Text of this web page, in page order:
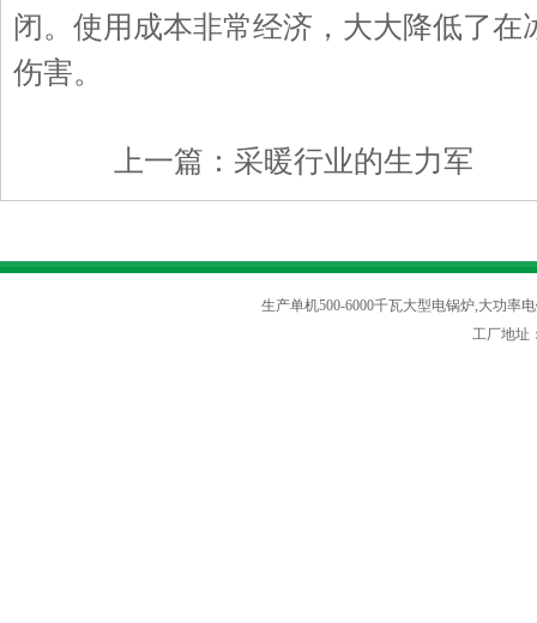
闭。使用成本非常经济，大大降低了
伤害。
上一篇： 采暖行业的生力军
生产单机500-6000千瓦大型电锅炉,大功率
工厂地址